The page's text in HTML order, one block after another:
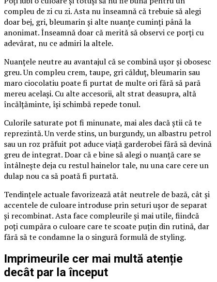
compleu de zi cu zi. Asta nu înseamnă că trebuie să alegi
doar bej, gri, bleumarin și alte nuanțe cuminți până la
anonimat. Înseamnă doar că merită să observi ce porți cu
adevărat, nu ce admiri la altele.
Nuanțele neutre au avantajul că se combină ușor și obosesc
greu. Un compleu crem, taupe, gri călduț, bleumarin sau
maro ciocolatiu poate fi purtat de multe ori fără să pară
mereu același. Cu alte accesorii, alt strat deasupra, altă
încălțăminte, își schimbă repede tonul.
Culorile saturate pot fi minunate, mai ales dacă știi că te
reprezintă. Un verde stins, un burgundy, un albastru petrol
sau un roz prăfuit pot aduce viață garderobei fără să devină
greu de integrat. Doar că e bine să alegi o nuanță care se
întâlnește deja cu restul hainelor tale, nu una care cere un
dulap nou ca să poată fi purtată.
Tendințele actuale favorizează atât neutrele de bază, cât și
accentele de culoare introduse prin seturi ușor de separat
și recombinat. Asta face compleurile și mai utile, fiindcă
poți cumpăra o culoare care te scoate puțin din rutină, dar
fără să te condamne la o singură formulă de styling.
Imprimeurile cer mai multă atenție
decât par la început